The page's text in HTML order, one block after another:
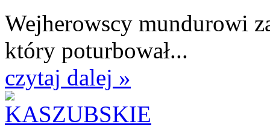
Wejherowscy mundurowi
który poturbował...
czytaj dalej »